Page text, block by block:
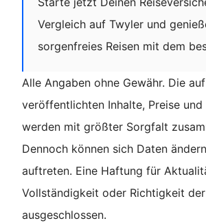
Vergleich auf Twyler und
sorgenfreies Reisen mit dem
Alle Angaben ohne Gewähr. Die
veröffentlichten Inhalte, Preise
werden mit größter Sorgfalt
Dennoch können sich Daten
auftreten. Eine Haftung für
Vollständigkeit oder Richtigkeit
ausgeschlossen.